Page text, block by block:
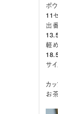
ボ
11
出
軽
サ
カ
お